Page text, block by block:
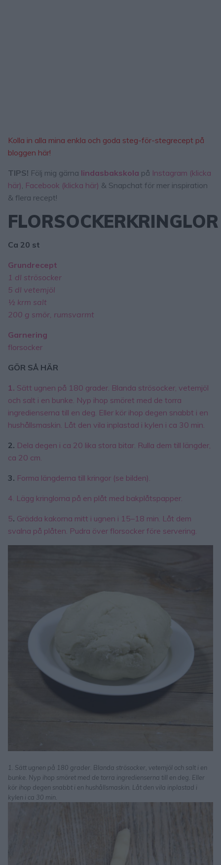
Kolla in alla mina enkla och goda steg-för-stegrecept på
bloggen här!
TIPS! Följ mig gärna lindasbakskola på Instagram (klicka
här) Facebook (klicka här) & Snapchat för mer inspiration
& flera recept!
FLORSOCKERKRINGLOR
Ca 20 st
Grundrecept
1 dl strösocker
5 dl vetemjöl
½ krm salt
200 g smör, rumsvarmt
Garnering
florsocker
GÖR SÅ HÄR
1. Sätt ugnen på 180 grader. Blanda strösocker, vetemjöl
och salt i en bunke. Nyp ihop smöret med de torra
ingredienserna till en deg. Eller kör ihop degen snabbt i en
hushållsmaskin. Låt den vila inplastad i kylen i ca 30 min.
2. Dela degen i ca 20 lika stora bitar. Rulla dem till längder,
ca 20 cm.
3. Forma längderna till kringor (se bilden).
4. Lägg kringlorna på en plåt med bakplåtspapper.
5. Grädda kakorna mitt i ugnen i 15–18 min. Låt dem
svalna på plåten. Pudra över florsocker före servering.
1. Sätt ugnen på 180 grader. Blanda strösocker, vetemjöl och salt i en
bunke. Nyp ihop smöret med de torra ingredienserna till en deg. Eller
kör ihop degen snabbt i en hushållsmaskin. Låt den vila inplastad i
kylen i ca 30 min.